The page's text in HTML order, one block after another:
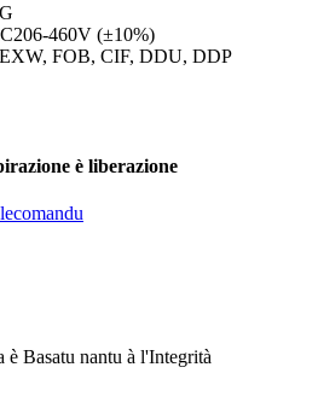
460V (±10%)
FOB, CIF, DDU, DDP
è liberazione
Basatu nantu à l'Integrità